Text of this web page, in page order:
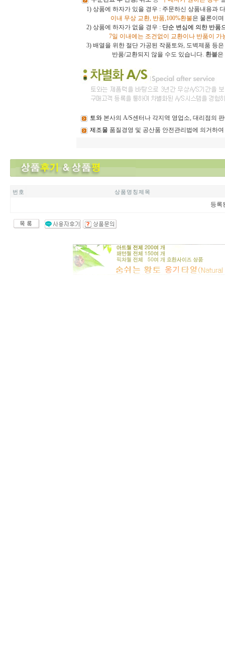
1) 상품에 하자가 있을 경우 : 주문하신 상품내용과
이내 무상 교환, 반품,100%환불은 물론이며
2) 상품에 하자가 없을 경우 : 단순 변심에 의한 반품
7일 이내에는 조건없이 교환이나 반품이 가
3) 배열을 위한 절단 가공된 작품토와, 도벽제품 등
반품/교환되지 않을 수도 있습니다. 환불은
토와 본사의 A/S센터나 각지역 영업소, 대리점의
제조물 품질경영 및 공산품 안전관리법에 의거하
번 호 상 품 명 칭 제 목
등록